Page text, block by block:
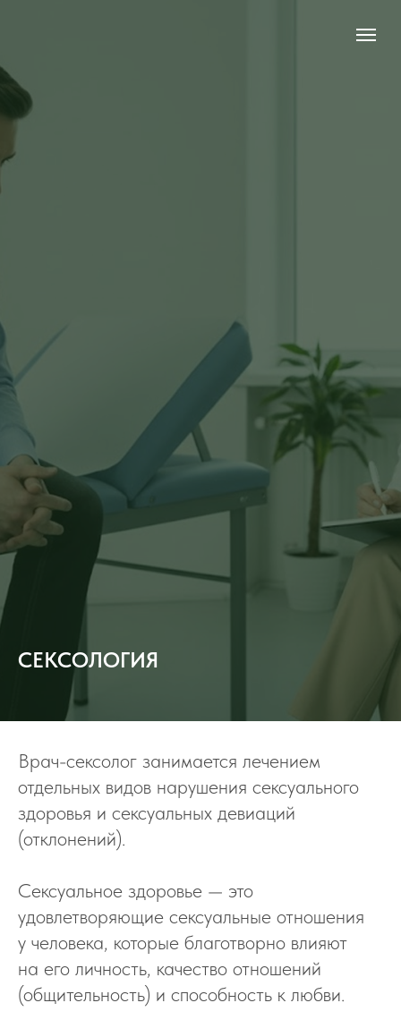
СЕКСОЛОГИЯ
Врач-сексолог занимается лечением
отдельных видов нарушения сексуального
здоровья и сексуальных девиаций
(отклонений).
Сексуальное здоровье — это
удовлетворяющие сексуальные отношения
у человека, которые благотворно влияют
на его личность, качество отношений
(общительность) и способность к любви.